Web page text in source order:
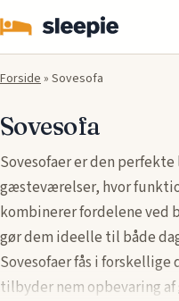
Forside» Sovesofa
Sovesofa
Sovesofaer er den
gæsteværelser, hvor
kombinerer fordelene ved
gør dem ideelle til både
Sovesofaer fås i forskellige
tilbyder nem opbevaring af